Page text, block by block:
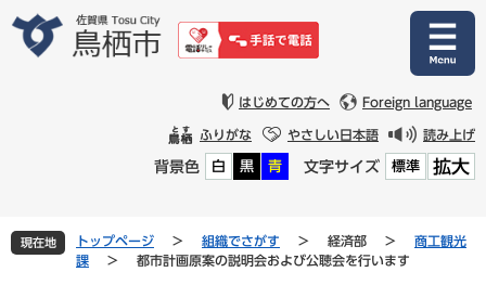
文
はじめての方へ Foreign language
ふりがな やさしい日本語 読み上げ
背景色 白 黒 青 文字サイズ 標準 拡大
現在地 トップページ > 組織でさがす > 経済部 >
商工観光
課
> 都市計画原案の説明会および公聴会を行います